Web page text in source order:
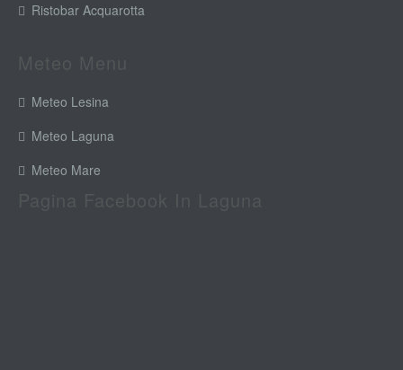
Ristobar Acquarotta
Meteo Lesina
Meteo Laguna
Meteo Mare